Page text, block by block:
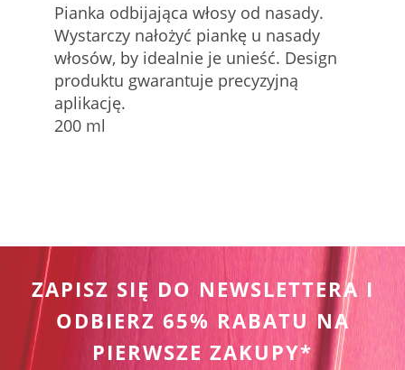
Pianka odbijająca włosy od nasady.
Wystarczy nałożyć piankę u nasady
włosów, by idealnie je unieść. Design
produktu gwarantuje precyzyjną
aplikację.
200 ml
ZAPISZ SIĘ DO NEWSLETTERA I
ODBIERZ 65% RABATU NA
PIERWSZE ZAKUPY*